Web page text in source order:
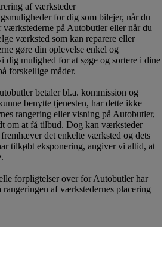
af værksteder
for dig som bilejer, når du
på Autobutler eller når du
værksted som kan reparere eller
gøre din oplevelse enkel og
dig mulighed for at søge og sortere i dine
forskellige måder.
betaler bl.a. kommission og
benytte tjenesten, har dette ikke
rangering eller visning på Autobutler,
om at få tilbud. Dog kan værksteder
det enkelte værksted og dets
tilkøbt eksponering, angiver vi altid, at
forpligtelser over for Autobutler har
af værkstedernes placering